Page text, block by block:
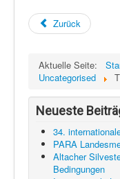
Zurück
Aktuelle Seite:
Uncategorised
Neueste
34.
PARA
Altacher
Bedingungen